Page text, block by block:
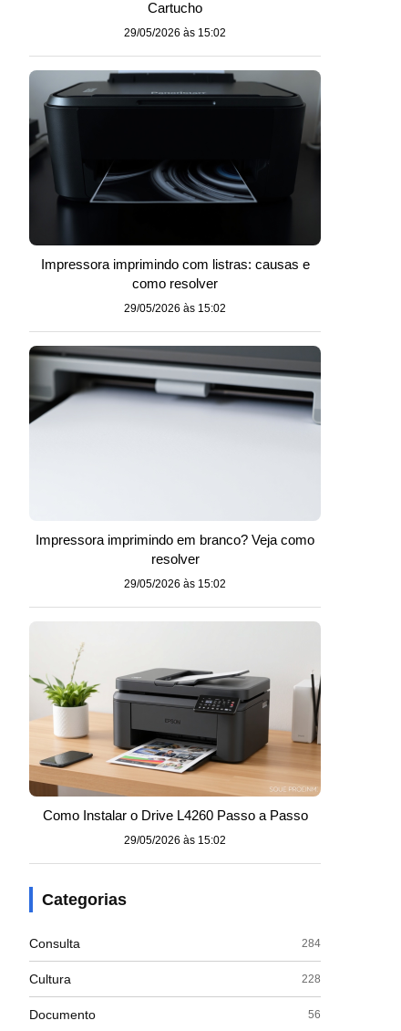
Cartucho
29/05/2026 às 15:02
Impressora imprimindo com listras: causas e
como resolver
29/05/2026 às 15:02
Impressora imprimindo em branco? Veja como
resolver
29/05/2026 às 15:02
Como Instalar o Drive L4260 Passo a Passo
29/05/2026 às 15:02
Categorias
Consulta 284
Cultura 228
Documento 56